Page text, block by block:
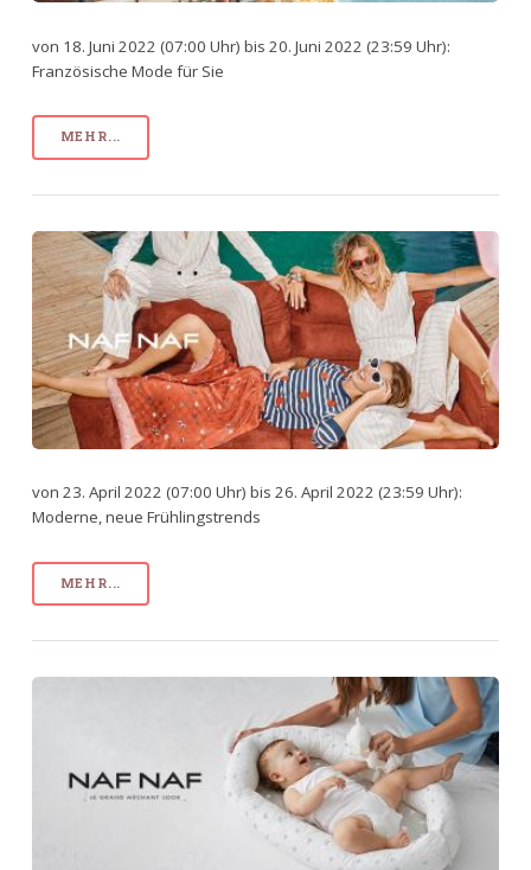
von 18. Juni 2022 (07:00 Uhr) bis 20. Juni 2022 (23:59 Uhr):
Französische Mode für Sie
MEHR...
von 23. April 2022 (07:00 Uhr) bis 26. April 2022 (23:59 Uhr):
Moderne, neue Frühlingstrends
MEHR...